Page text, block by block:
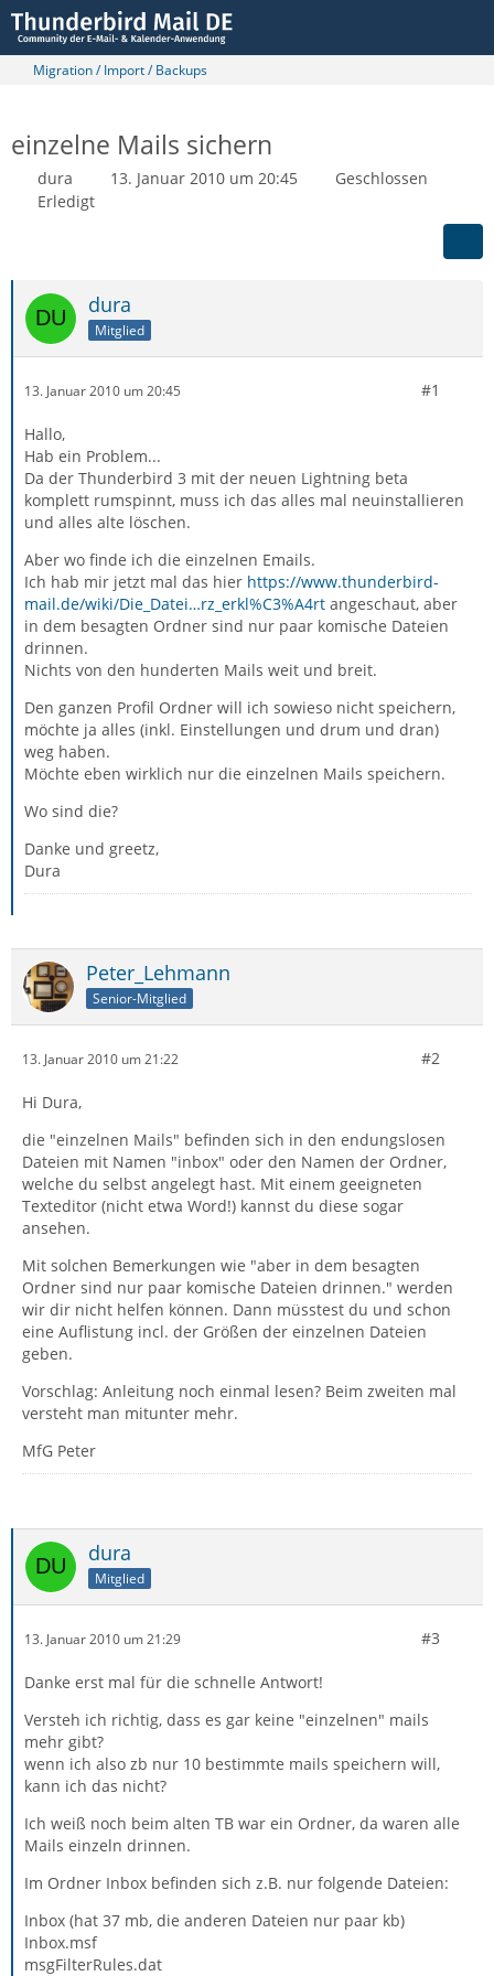
Migration / Import / Backups
einzelne Mails sichern
dura 13. Januar 2010 um 20:45
Geschlossen
Erledigt
dura
Mitglied
13. Januar 2010 um 20:45 #1
Hallo,
Hab ein Problem...
Da der Thunderbird 3 mit der neuen Lightning beta
komplett rumspinnt, muss ich das alles mal neuinstallieren
und alles alte löschen.
Aber wo finde ich die einzelnen Emails.
Ich hab mir jetzt mal das hier https://www.thunderbird-
mail.de/wiki/Die_Datei…rz_erkl%C3%A4rt angeschaut, aber
in dem besagten Ordner sind nur paar komische Dateien
drinnen.
Nichts von den hunderten Mails weit und breit.
Den ganzen Profil Ordner will ich sowieso nicht speichern,
möchte ja alles (inkl. Einstellungen und drum und dran)
weg haben.
Möchte eben wirklich nur die einzelnen Mails speichern.
Wo sind die?
Danke und greetz,
Dura
Peter_Lehmann
Senior-Mitglied
13. Januar 2010 um 21:22 #2
Hi Dura,
die "einzelnen Mails" befinden sich in den endungslosen
Dateien mit Namen "inbox" oder den Namen der Ordner,
welche du selbst angelegt hast. Mit einem geeigneten
Texteditor (nicht etwa Word!) kannst du diese sogar
ansehen.
Mit solchen Bemerkungen wie "aber in dem besagten
Ordner sind nur paar komische Dateien drinnen." werden
wir dir nicht helfen können. Dann müsstest du und schon
eine Auflistung incl. der Größen der einzelnen Dateien
geben.
Vorschlag: Anleitung noch einmal lesen? Beim zweiten mal
versteht man mitunter mehr.
MfG Peter
dura
Mitglied
13. Januar 2010 um 21:29 #3
Danke erst mal für die schnelle Antwort!
Versteh ich richtig, dass es gar keine "einzelnen" mails
mehr gibt?
wenn ich also zb nur 10 bestimmte mails speichern will,
kann ich das nicht?
Ich weiß noch beim alten TB war ein Ordner, da waren alle
Mails einzeln drinnen.
Im Ordner Inbox befinden sich z.B. nur folgende Dateien:
Inbox (hat 37 mb, die anderen Dateien nur paar kb)
Inbox.msf
msgFilterRules.dat